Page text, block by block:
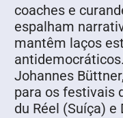
coaches e
espalham
mantêm laços
Johannes
para os festivais
du Réel (Suíça)